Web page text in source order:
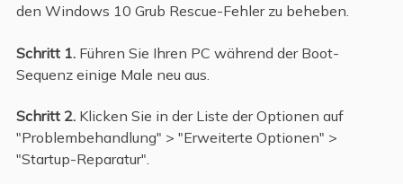
den Windows 10 Grub Rescue-Fehler zu beheben.
Schritt 1.Führen Sie Ihren PC während der Boot-
Sequenz einige Male neu aus.
Schritt 2. Klicken Sie in der Liste der Optionen auf
"Problembehandlung" > "Erweiterte Optionen" >
"Startup-Reparatur".